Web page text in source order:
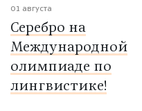
01 августа
Серебро на
Международной
олимпиаде по
лингвистике!